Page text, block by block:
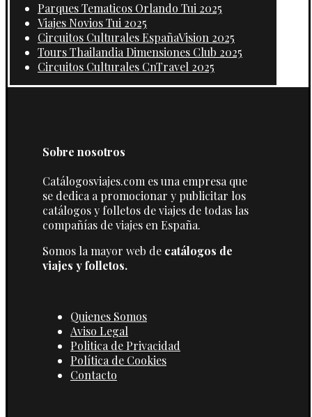
Parques Tematicos Orlando Tui 2025
Viajes Novios Tui 2025
Circuitos Culturales EspañaVision 2025
Tours Thailandia Dimensiones Club 2025
Circuitos Culturales CnTravel 2025
Sobre nosotros
Catálogosviajes.com es una empresa que
se dedica a promocionar y publicitar los
catálogos y folletos de viajes de todas las
compañías de viajes en España.
Somos la mayor web de catálogos de
viajes y folletos.
Quienes Somos
Aviso Legal
Politica de Privacidad
Política de Cookies
Contacto